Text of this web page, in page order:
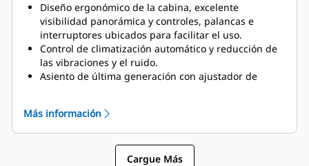
áreas de servicio y respuesta superior del
acelerador en la aceleración para salir de las áreas
de carga o descarga.
Diseño ergonómico de la cabina, excelente
visibilidad panorámica y controles, palancas e
interruptores ubicados para facilitar el uso.
Control de climatización automático y reducción de
las vibraciones y el ruido.
Asiento de última generación con ajustador de
lumbares, laterales y del respaldo del asiento a fin
de aumentar la estabilidad.
Más información
Cargue Más